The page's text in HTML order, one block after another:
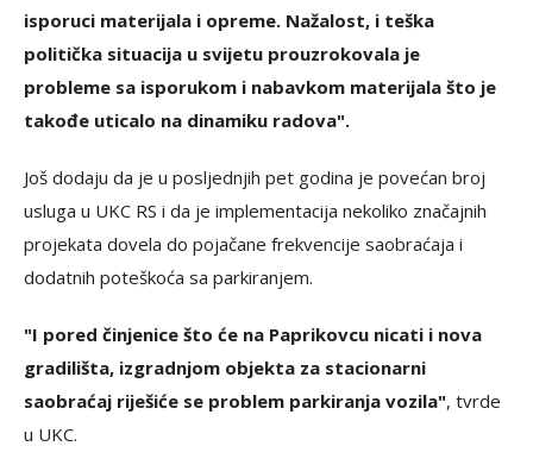
isporuci materijala i opreme. Nažalost, i teška
politička situacija u svijetu prouzrokovala je
probleme sa isporukom i nabavkom materijala što je
takođe uticalo na dinamiku radova".
Još dodaju da je u posljednjih pet godina je povećan broj
usluga u UKC RS i da je implementacija nekoliko značajnih
projekata dovela do pojačane frekvencije saobraćaja i
dodatnih poteškoća sa parkiranjem.
"I pored činjenice što će na Paprikovcu nicati i nova
gradilišta, izgradnjom objekta za stacionarni
saobraćaj riješiće se problem parkiranja vozila", tvrde
u UKC.